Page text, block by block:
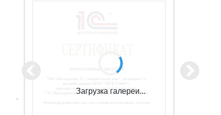
Загрузка галереи...